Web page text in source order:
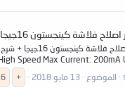
كينجستون 16جيجا + شرح طريقة تنزليها من فضلكم
Speed Max Current: 200mA
الموضوع 13 مايو 2018 +